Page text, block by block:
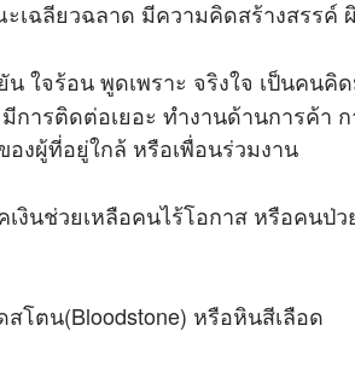
เฉลียวฉลาด มีความคิดสร้างสรรค์
ใจร้อน พูดเพราะ จริงใจ เป็นคนคิ
การติดต่อเยอะ ทำงานด้านการค้า
องผู้ที่อยู่ใกล้ หรือเพื่อนร่วมงาน
เงินช่วยเหลือคนไร้โอกาส หรือคนป่
สโตน(Bloodstone) หรือหินสีเลือด